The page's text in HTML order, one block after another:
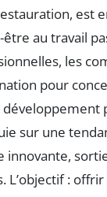
est
au travail
les
pour
sur une
innovante,
: